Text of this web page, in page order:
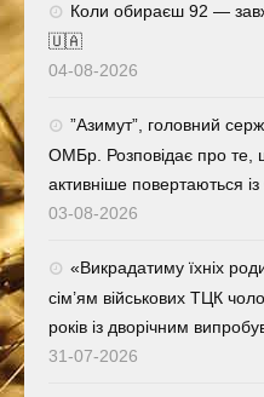
Коли обираєш 92 —
🇺🇦
04-08-2026
⁨”Азимут”, головний
ОМБр. Розповідає про те,
активніше повертаються
03-08-2026
«Викрадатиму їхніх
сім’ям військових ТЦК
років із дворічним
31-07-2026